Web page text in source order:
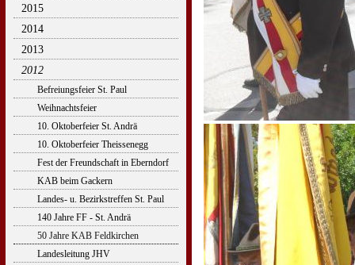
2015
2014
2013
2012
Befreiungsfeier St. Paul
Weihnachtsfeier
10. Oktoberfeier St. Andrä
10. Oktoberfeier Theissenegg
Fest der Freundschaft in Eberndorf
KAB beim Gackern
Landes- u. Bezirkstreffen St. Paul
140 Jahre FF - St. Andrä
50 Jahre KAB Feldkirchen
Landesleitung JHV